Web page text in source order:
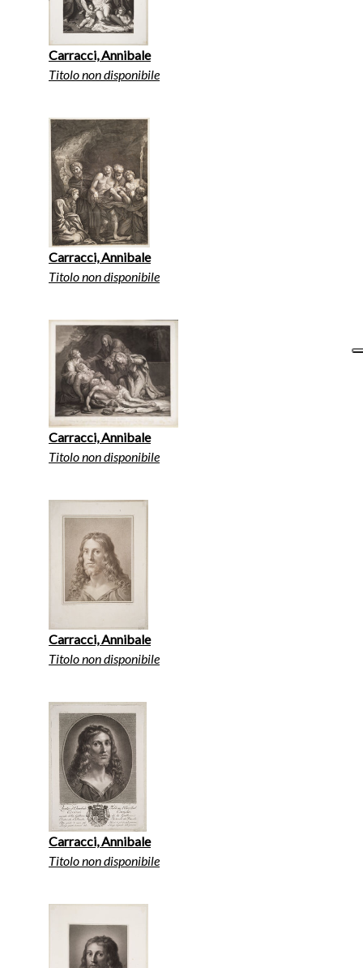
Carracci, Annibale
Titolo non disponibile
Carracci, Annibale
Titolo non disponibile
Carracci, Annibale
Titolo non disponibile
Carracci, Annibale
Titolo non disponibile
Carracci, Annibale
Titolo non disponibile